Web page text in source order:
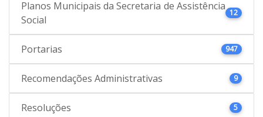
Planos Municipais da Secretaria de Assistência
Social
12
Portarias 947
Recomendações Administrativas 9
Resoluções 5